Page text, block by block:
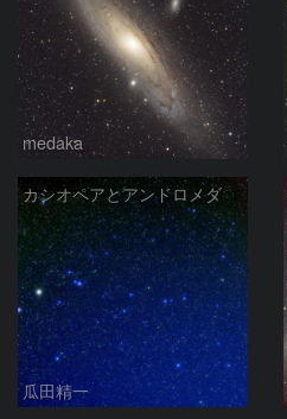
medaka
カシオペアとアンドロメダ
瓜田精一